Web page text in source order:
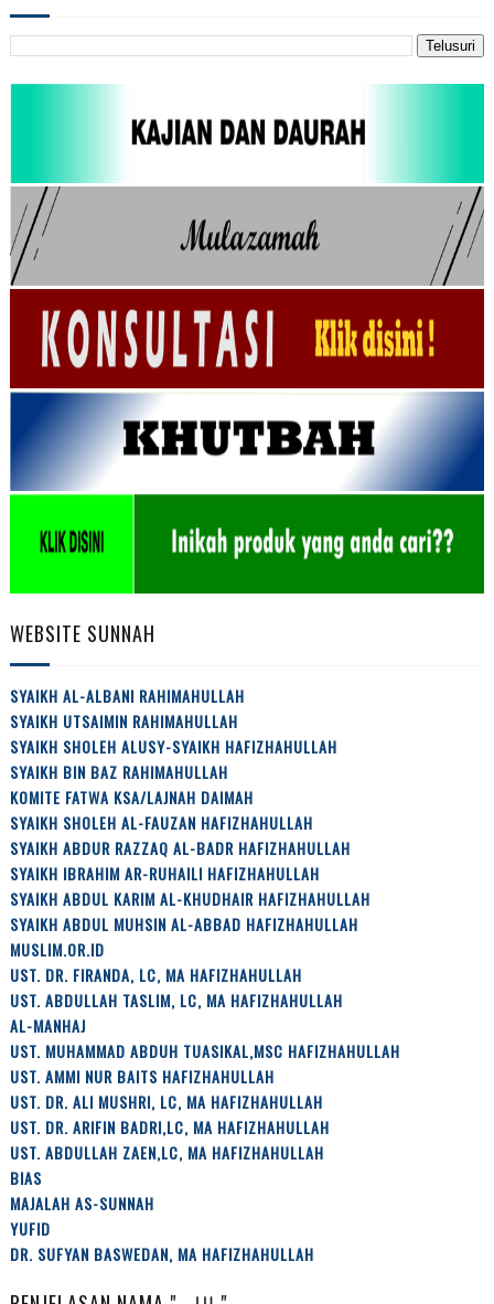
WEBSITE SUNNAH
SYAIKH AL-ALBANI RAHIMAHULLAH
SYAIKH UTSAIMIN RAHIMAHULLAH
SYAIKH SHOLEH ALUSY-SYAIKH HAFIZHAHULLAH
SYAIKH BIN BAZ RAHIMAHULLAH
KOMITE FATWA KSA/LAJNAH DAIMAH
SYAIKH SHOLEH AL-FAUZAN HAFIZHAHULLAH
SYAIKH ABDUR RAZZAQ AL-BADR HAFIZHAHULLAH
SYAIKH IBRAHIM AR-RUHAILI HAFIZHAHULLAH
SYAIKH ABDUL KARIM AL-KHUDHAIR HAFIZHAHULLAH
SYAIKH ABDUL MUHSIN AL-ABBAD HAFIZHAHULLAH
MUSLIM.OR.ID
UST. DR. FIRANDA, LC, MA HAFIZHAHULLAH
UST. ABDULLAH TASLIM, LC, MA HAFIZHAHULLAH
AL-MANHAJ
UST. MUHAMMAD ABDUH TUASIKAL,MSC HAFIZHAHULLAH
UST. AMMI NUR BAITS HAFIZHAHULLAH
UST. DR. ALI MUSHRI, LC, MA HAFIZHAHULLAH
UST. DR. ARIFIN BADRI,LC, MA HAFIZHAHULLAH
UST. ABDULLAH ZAEN,LC, MA HAFIZHAHULLAH
BIAS
MAJALAH AS-SUNNAH
YUFID
DR. SUFYAN BASWEDAN, MA HAFIZHAHULLAH